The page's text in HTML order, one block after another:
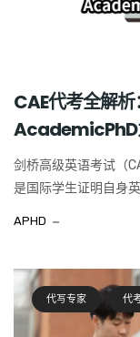
CAE代考全解析
AcademicPhD
剑桥高级英语考试（
是国际学生证明自身
APHD
代写专家 代